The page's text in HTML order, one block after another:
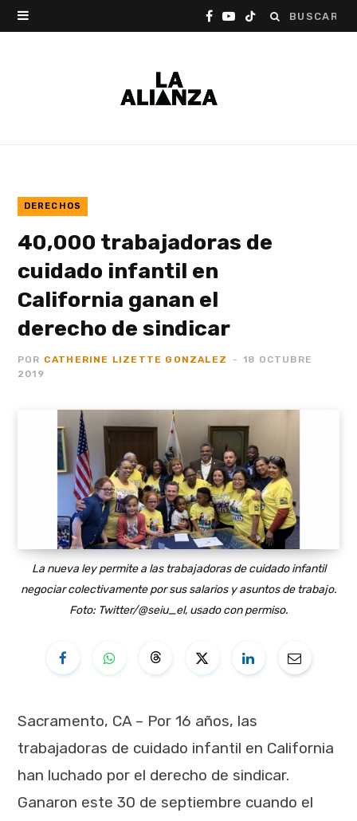
Buscar:
F
k
Y T
DERECHOS
40,000 trabajadoras de
cuidado infantil en
California ganan el
derecho de sindicar
POR CATHERINE LIZETTE GONZALEZ
18 OCTUBRE
2019
La nueva ley permite a las trabajadoras de cuidado infantil
negociar colectivamente por sus salarios y asuntos de trabajo.
Foto: Twitter/@seiu_el, usado con permiso.
Sacramento, CA – Por 16 años, las
trabajadoras de cuidado infantil en California
han luchado por el derecho de sindicar.
Ganaron este 30 de septiembre cuando el